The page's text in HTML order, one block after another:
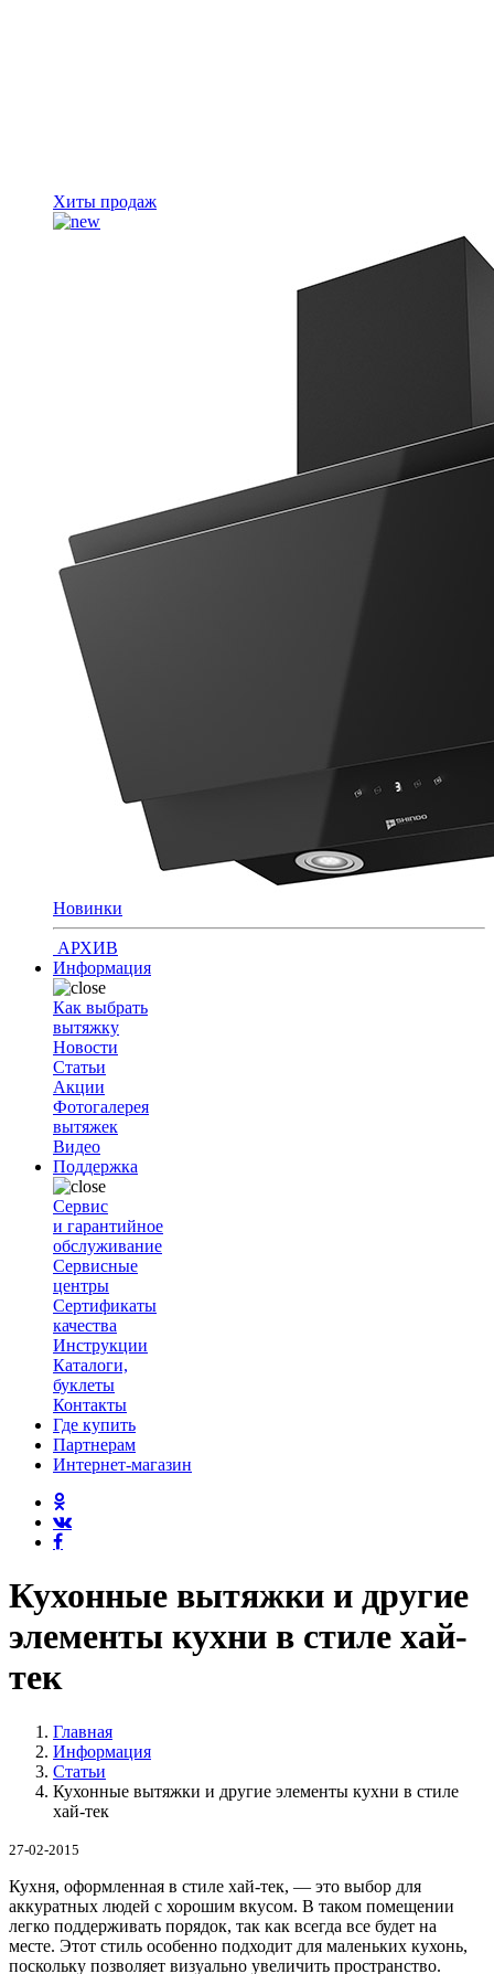
Хиты продаж
Новинки
АРХИВ
Информация
Как выбрать
вытяжку
Новости
Статьи
Акции
Фотогалерея
вытяжек
Видео
Поддержка
Сервис
и гарантийное
обслуживание
Сервисные
центры
Сертификаты
качества
Инструкции
Каталоги,
буклеты
Контакты
Где купить
Партнерам
Интернет-магазин
Кухонные вытяжки и другие
элементы кухни в стиле хай-
тек
Главная
Информация
Статьи
Кухонные вытяжки и другие элементы кухни в стиле
хай-тек
27-02-2015
Кухня, оформленная в стиле хай-тек, — это выбор для
аккуратных людей с хорошим вкусом. В таком помещении
легко поддерживать порядок, так как всегда все будет на
месте. Этот стиль особенно подходит для маленьких кухонь,
поскольку позволяет визуально увеличить пространство.